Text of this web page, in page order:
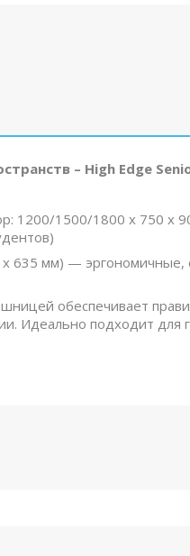
– High Edge
1200/1500/1800 x 750 x
635 мм) — эргономичные,
обеспечивает
Идеально подходит для